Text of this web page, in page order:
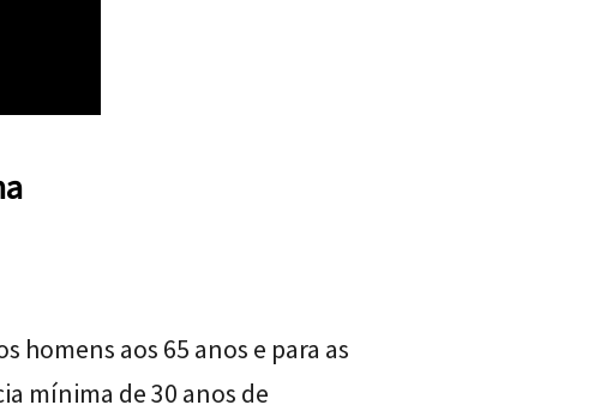
homens aos 65 anos e para as
mínima de 30 anos de